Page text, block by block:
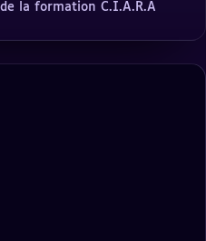
la formation C.I.A.R.A